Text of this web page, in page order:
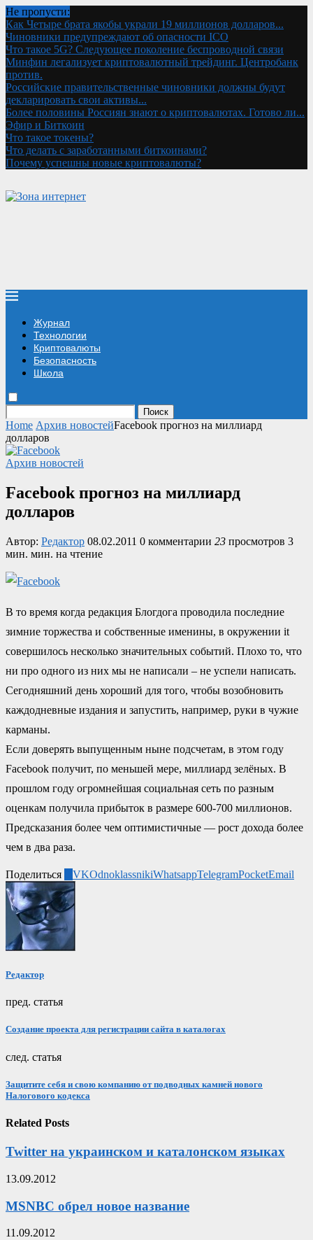
Не пропусти:
Как Четыре брата якобы украли 19 миллионов долларов...
Чиновники предупреждают об опасности ICO
Что такое 5G? Следующее поколение беспроводной связи
Минфин легализует криптовалютный трейдинг. Центробанк
против.
Российские правительственные чиновники должны будут
декларировать свои активы...
Более половины Россиян знают о криптовалютах. Готово ли...
Эфир и Биткоин
Что такое токены?
Что делать с заработанными биткоинами?
Почему успешны новые криптовалюты?
Журнал
Технологии
Криптовалюты
Безопасность
Школа
Поиск
Home Архив новостейFacebook прогноз на миллиард
долларов
Архив новостей
Facebook прогноз на миллиард
долларов
Автор: Редактор 08.02.2011 0 комментарии 23 просмотров 3
мин. мин. на чтение
В то время когда редакция Блогдога проводила последние
зимние торжества и собственные именины, в окружении it
совершилось несколько значительных событий. Плохо то, что
ни про одного из них мы не написали – не успели написать.
Сегодняшний день хороший для того, чтобы возобновить
каждодневные издания и запустить, например, руки в чужие
карманы.
Если доверять выпущенным ныне подсчетам, в этом году
Facebook получит, по меньшей мере, миллиард зелёных. В
прошлом году огромнейшая социальная сеть по разным
оценкам получила прибыток в размере 600-700 миллионов.
Предсказания более чем оптимистичные — рост дохода более
чем в два раза.
Поделиться VKOdnoklassnikiWhatsappTelegramPocketEmail
Редактор
пред. статья
Создание проекта для регистрации сайта в каталогах
след. статья
Защитите себя и свою компанию от подводных камней нового
Налогового кодекса
Related Posts
Twitter на украинском и каталонском языках
13.09.2012
MSNBC обрел новое название
11.09.2012